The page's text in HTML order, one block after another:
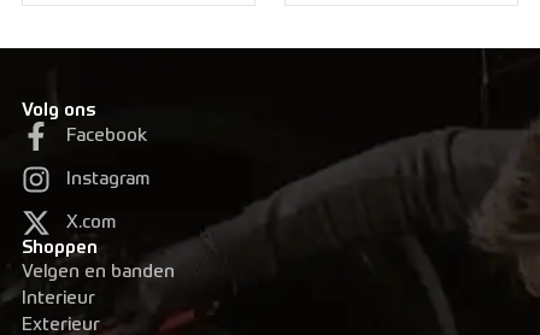
Volg ons
Facebook
Instagram
X.com
Shoppen
Velgen en banden
Interieur
Exterieur